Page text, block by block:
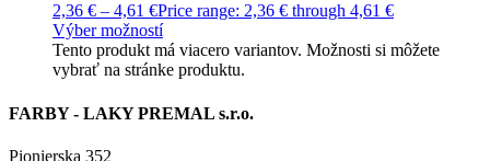
2,36 € – 4,61 €Price range: 2,36 € through 4,61 €
Výber možností
Tento produkt má viacero variantov. Možnosti si môžete
vybrať na stránke produktu.
FARBY - LAKY PREMAL s.r.o.
Pionierska 352